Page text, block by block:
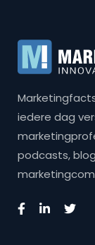
iedere dag
podcasts,